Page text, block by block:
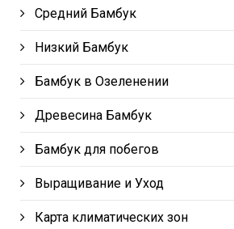
Средний Бамбук
Низкий Бамбук
Бамбук в Озеленении
Древесина Бамбук
Бамбук для побегов
Выращивание и Уход
Карта климатических зон